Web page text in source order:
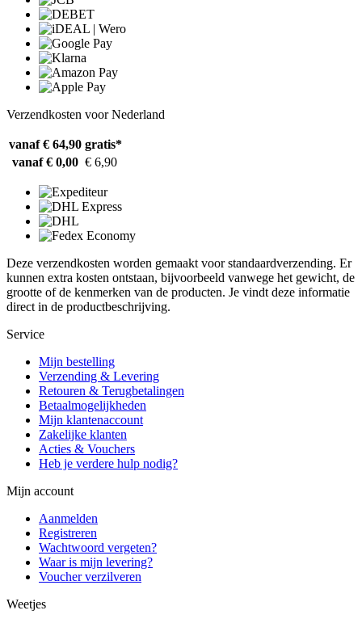
Verzendkosten voor Nederland
vanaf € 64,90 gratis*
vanaf € 0,00 € 6,90
Deze verzendkosten worden gemaakt voor standaardverzending. Er
kunnen extra kosten ontstaan, bijvoorbeeld vanwege het gewicht, de
grootte of de kenmerken van de producten. Je vindt deze informatie
direct in de productbeschrijving.
Service
Mijn bestelling
Verzending & Levering
Retouren & Terugbetalingen
Betaalmogelijkheden
Mijn klantenaccount
Zakelijke klanten
Acties & Vouchers
Heb je verdere hulp nodig?
Mijn account
Aanmelden
Registreren
Wachtwoord vergeten?
Waar is mijn levering?
Voucher verzilveren
Weetjes